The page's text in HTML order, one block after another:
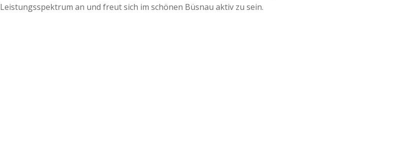
Leistungsspektrum an und freut sich im schönen Büsnau aktiv zu sein.